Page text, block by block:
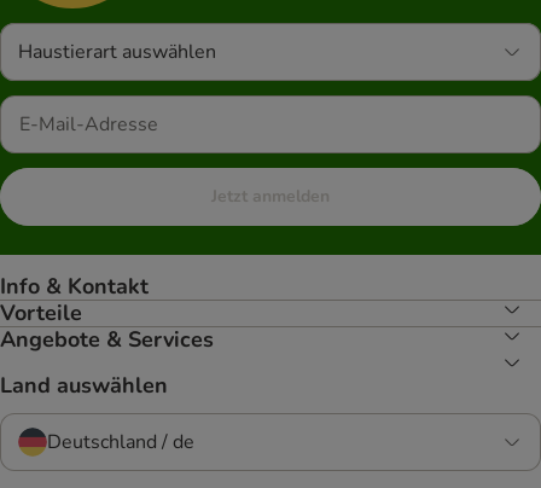
Haustierart auswählen
Jetzt anmelden
Info & Kontakt
Vorteile
Angebote & Services
Land auswählen
Deutschland / de